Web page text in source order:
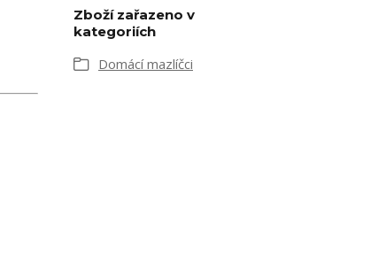
Zboží zařazeno v
kategoriích
Domácí mazlíčci